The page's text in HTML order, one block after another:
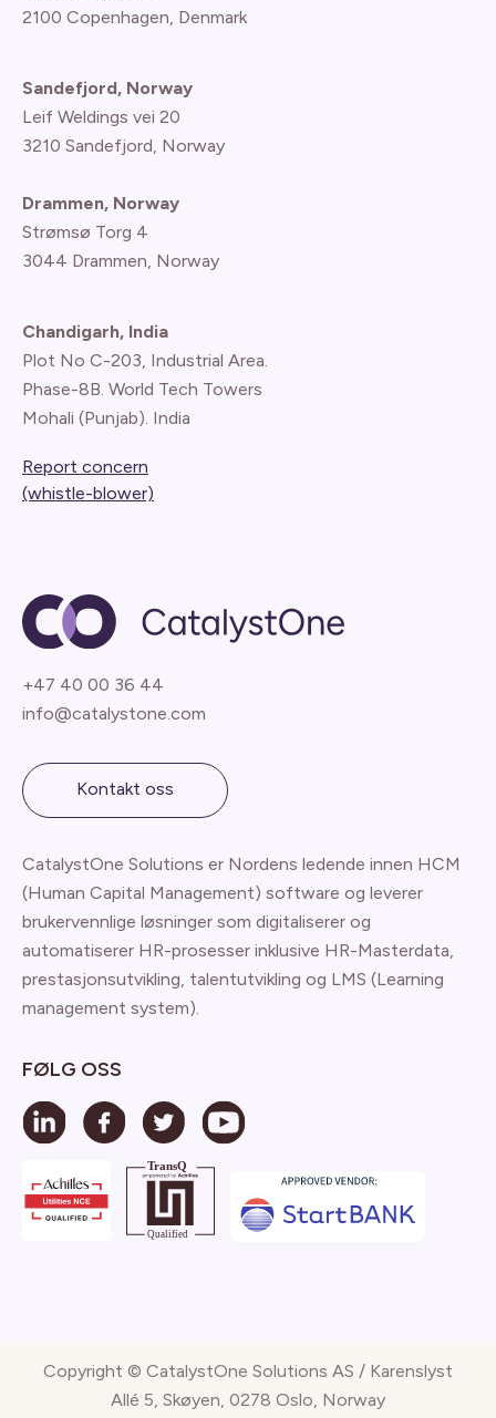
2100 Copenhagen, Denmark
Sandefjord, Norway
Leif Weldings vei 20
3210 Sandefjord, Norway
Drammen, Norway
Strømsø Torg 4
3044 Drammen, Norway
Chandigarh, India
Plot No C-203, Industrial Area.
Phase-8B. World Tech Towers
Mohali (Punjab). India
Report concern
(whistle-blower)
+47 40 00 36 44
info@catalystone.com
Kontakt oss
CatalystOne Solutions er Nordens ledende innen HCM
(Human Capital Management) software og leverer
brukervennlige løsninger som digitaliserer og
automatiserer HR-prosesser inklusive HR-Masterdata,
prestasjonsutvikling, talentutvikling og LMS (Learning
management system).
FØLG OSS
Copyright © CatalystOne Solutions AS / Karenslyst
Allé 5, Skøyen, 0278 Oslo, Norway